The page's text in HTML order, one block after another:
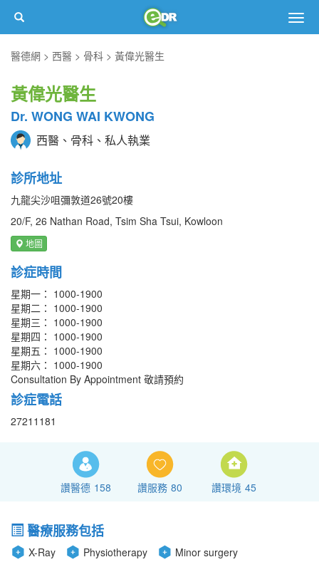
醫德網
西醫 骨科 黃偉光醫生
黃偉光醫生
Dr. WONG WAI KWONG
西醫、骨科、私人執業
診所地址
九龍尖沙咀彌敦道26號20樓
20/F, 26 Nathan Road, Tsim Sha Tsui, Kowloon
地圖
診症時間
星期一： 1000-1900
星期二： 1000-1900
星期三： 1000-1900
星期四： 1000-1900
星期五： 1000-1900
星期六： 1000-1900
Consultation By Appointment 敬請預約
診症電話
27211181
讚醫德 158 讚服務 80 讚環境 45
醫療服務包括
X-Ray Physiotherapy
Minor surgery